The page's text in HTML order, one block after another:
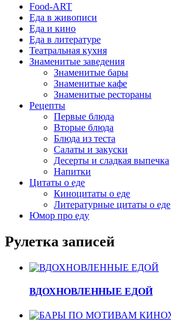
Food-ART
Еда в живописи
Еда и кино
Еда в литературе
Театральная кухня
Знаменитые заведения
Знаменитые бары
Знаменитые кафе
Знаменитые рестораны
Рецепты
Первые блюда
Вторые блюда
Блюда из теста
Салаты и закуски
Десерты и сладкая выпечка
Напитки
Цитаты о еде
Киноцитаты о еде
Литературные цитаты o еде
Юмор про еду
Рулетка записей
ВДОХНОВЛЕННЫЕ ЕДОЙ